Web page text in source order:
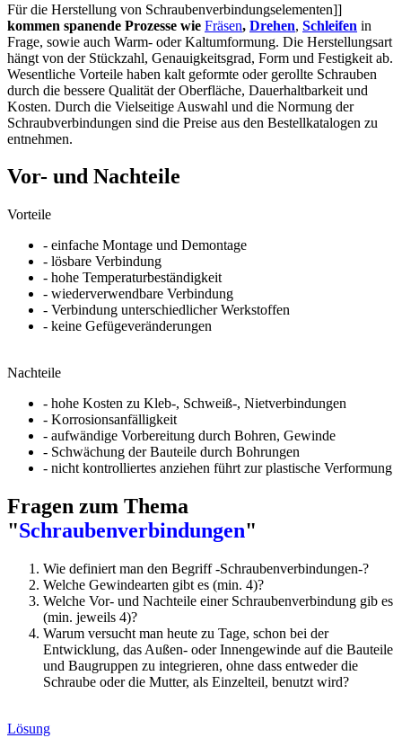
Für die Herstellung von Schraubenverbindungselementen]]
kommen spanende Prozesse wie Fräsen, Drehen, Schleifen in
Frage, sowie auch Warm- oder Kaltumformung. Die Herstellungsart
hängt von der Stückzahl, Genauigkeitsgrad, Form und Festigkeit ab.
Wesentliche Vorteile haben kalt geformte oder gerollte Schrauben
durch die bessere Qualität der Oberfläche, Dauerhaltbarkeit und
Kosten. Durch die Vielseitige Auswahl und die Normung der
Schraubverbindungen sind die Preise aus den Bestellkatalogen zu
entnehmen.
Vor- und Nachteile
Vorteile
- einfache Montage und Demontage
- lösbare Verbindung
- hohe Temperaturbeständigkeit
- wiederverwendbare Verbindung
- Verbindung unterschiedlicher Werkstoffen
- keine Gefügeveränderungen
Nachteile
- hohe Kosten zu Kleb-, Schweiß-, Nietverbindungen
- Korrosionsanfälligkeit
- aufwändige Vorbereitung durch Bohren, Gewinde
- Schwächung der Bauteile durch Bohrungen
- nicht kontrolliertes anziehen führt zur plastische Verformung
Fragen zum Thema
"Schraubenverbindungen"
Wie definiert man den Begriff -Schraubenverbindungen-?
Welche Gewindearten gibt es (min. 4)?
Welche Vor- und Nachteile einer Schraubenverbindung gib es
(min. jeweils 4)?
Warum versucht man heute zu Tage, schon bei der
Entwicklung, das Außen- oder Innengewinde auf die Bauteile
und Baugruppen zu integrieren, ohne dass entweder die
Schraube oder die Mutter, als Einzelteil, benutzt wird?
Lösung